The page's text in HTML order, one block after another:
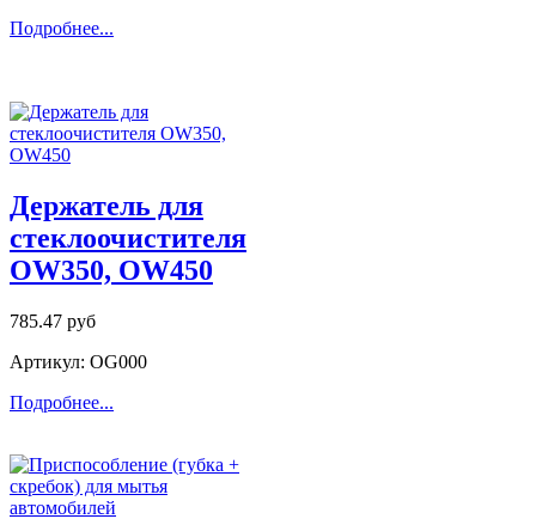
Подробнее...
Держатель для
стеклоочистителя
OW350, OW450
785.47 руб
Артикул: OG000
Подробнее...